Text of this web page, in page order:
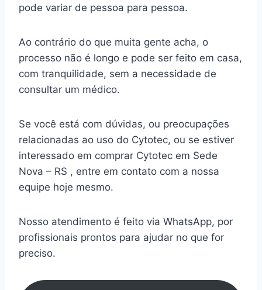
pode variar de pessoa para pessoa.
Ao contrário do que muita gente acha, o
processo não é longo e pode ser feito em casa,
com tranquilidade, sem a necessidade de
consultar um médico.
Se você está com dúvidas, ou preocupações
relacionadas ao uso do Cytotec, ou se estiver
interessado em comprar Cytotec em Sede
Nova – RS , entre em contato com a nossa
equipe hoje mesmo.
Nosso atendimento é feito via WhatsApp, por
profissionais prontos para ajudar no que for
preciso.